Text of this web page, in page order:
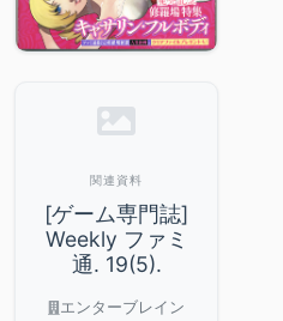
関連資料
[ゲーム専門誌]
Weekly ファミ
通. 19(5).
エンターブレイン